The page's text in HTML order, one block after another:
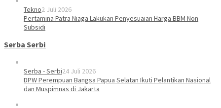
Tekno2 Juli 2026
Pertamina Patra Niaga Lakukan Penyesuaian Harga BBM Non
Subsidi
Serba Serbi
Serba - Serbi24 Juli 2026
DPW Perempuan Bangsa Papua Selatan Ikuti Pelantikan Nasional
dan Muspimnas di Jakarta